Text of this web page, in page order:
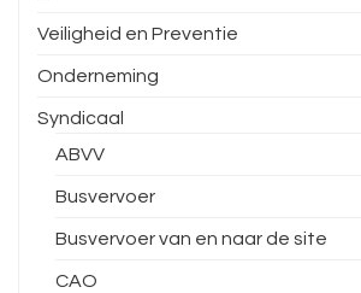
Veiligheid en Preventie
Onderneming
Syndicaal
ABVV
Busvervoer
Busvervoer van en naar de site
CAO